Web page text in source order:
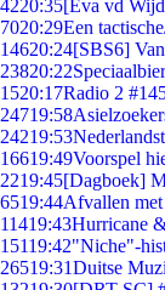
4220:35[Eva vd
7020:29Een
14620:24[SBS6]
23820:22
1520:17Radio 2
24719:58
24219:53
16619:49Voorspel
2219:45[Dagboek]
6519:44Afvallen
11419:43Hurricane
15119:42"Niche"-
26519:31Duitse